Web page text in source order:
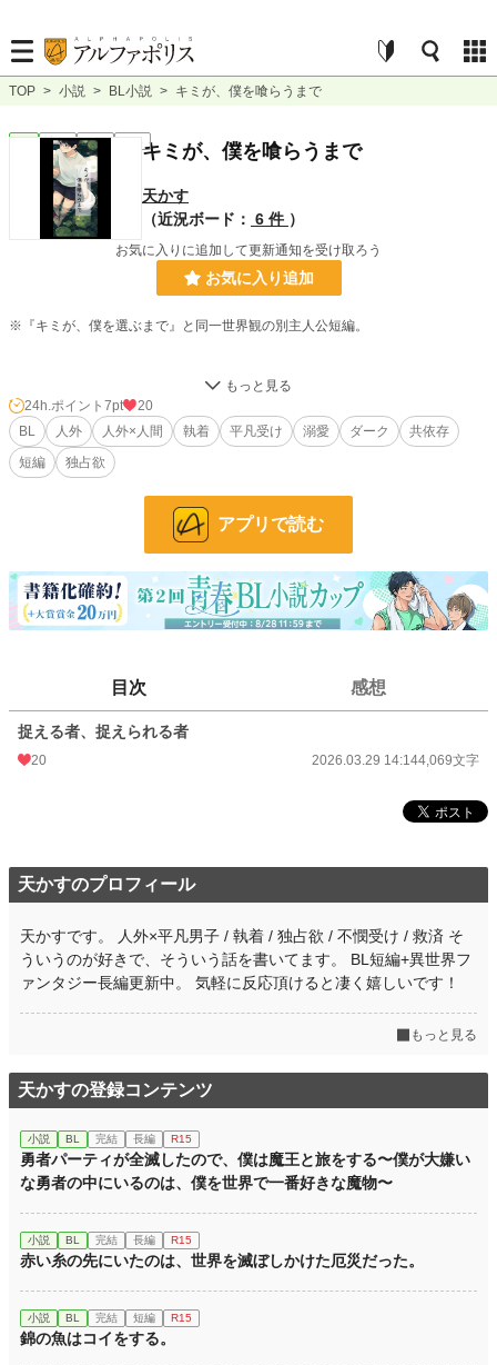
TOP > 小説 > BL小説 > キミが、僕を喰らうまで
完結 短編 キミが、僕を喰らうまで
天かす
（近況ボード： 6 件 ）
お気に入りに追加して更新通知を受け取ろう
お気に入り追加
※『キミが、僕を選ぶまで』と同一世界観の別主人公短編。
この世界では、人間は“半人”と呼ばれる異形の種族とパートナーになる事が当た
り前とされている。
人は半人を育て、半人は人を選び、そうして互いに生きていく世界。
人と話すのが苦手で、目を合わせることすら怖い高校生・小鳥雅。
美しく、可愛らしく、そして恐ろしいほど執着深いその存在は、雅のことだけを
見つめ、雅のためだけに牙を隠している。
八年前に結ばれた契約。
十八歳までの猶予。
その先に待つのは、救いか、それとも――。
白蛇の半人に愛され囚われていく平凡男子と、その子に執着している白蛇の少し
※世界観の詳細は前作 『キミが、僕を選ぶまで』 にて描かれています。
小説 37,055 位 / 228,564 件
お気に入り 6
24h.ポイント 7 pt
初回公開日時 2026.03.29 14:14
初回完結日時 2026.03.29 14:14
週間ポイント 28 pt (56,925 位)
年間ポイント 4,074 pt (50,447 位)
24h.ポイント 7pt
20
BL
人外 人外×人間 執着 平凡受け 溺愛 ダーク
共依存
短編
独占欲
アプリで読む
目次 感想
捉える者、捉えられる者
20 2026.03.29 14:144,069文字
天かすのプロフィール
天かすです。 人外×平凡男子 / 執着 / 独占欲 / 不憫受け / 救済 そ
ういうのが好きで、そういう話を書いてます。 BL短編+異世界フ
ァンタジー長編更新中。 気軽に反応頂けると凄く嬉しいです！
もっと見る
天かすの登録コンテンツ
小説 BL 完結 長編 R15
勇者パーティが全滅したので、僕は魔王と旅をする〜僕が大嫌い
な勇者の中にいるのは、僕を世界で一番好きな魔物〜
小説 BL 完結 長編 R15
赤い糸の先にいたのは、世界を滅ぼしかけた厄災だった。
小説 BL 完結 短編 R15
錦の魚はコイをする。